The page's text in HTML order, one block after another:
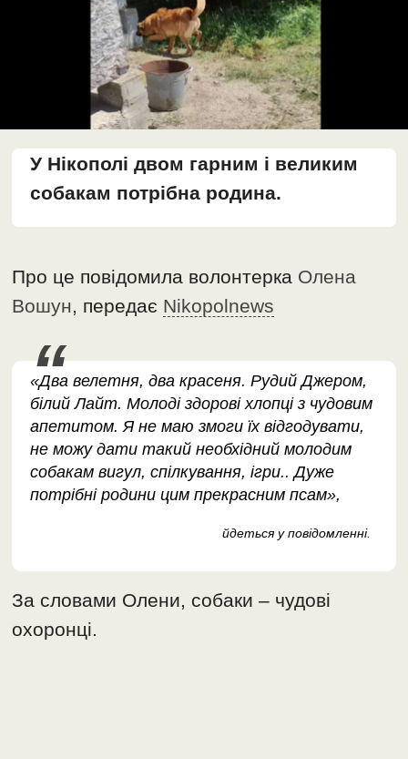
У Нікополі двом гарним і великим
собакам потрібна родина.
Про це повідомила волонтерка Олена
Вошун, передає Nikopolnews
«Два велетня, два красеня. Рудий Джером,
білий Лайт. Молоді здорові хлопці з чудовим
апетитом. Я не маю змоги їх відгодувати,
не можу дати такий необхідний молодим
собакам вигул, спілкування, ігри.. Дуже
потрібні родини цим прекрасним псам»,
йдеться у повідомленні.
За словами Олени, собаки – чудові
охоронці.